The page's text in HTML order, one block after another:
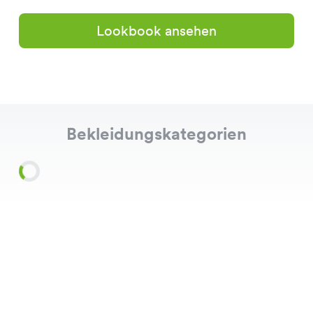
Lookbook ansehen
Bekleidungskategorien